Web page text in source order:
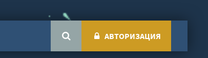
АВТОРИЗАЦИЯ